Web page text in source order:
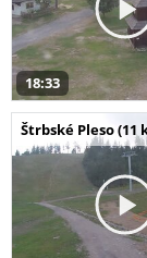
18:33
Štrbské Pleso (11